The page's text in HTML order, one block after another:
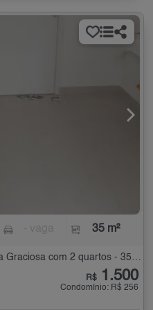
35 m²
Apartamento para Alugar na Vila Graciosa com 2 quartos - 35 m²
R$ 1.500
Condomínio: R$ 256